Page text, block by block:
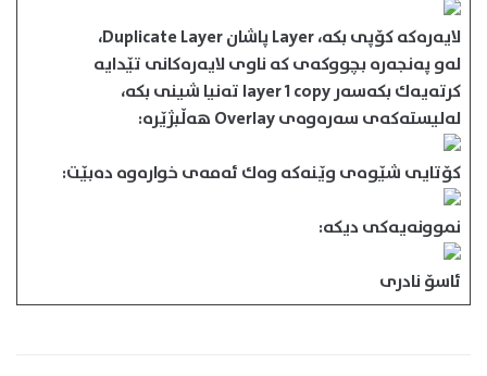
لایه‌ره‌كه‌ كۆپی بكه‌، Layer پاشان Duplicate Layer،
له‌و په‌نجه‌ره‌ بچووكه‌ی كه‌ ناوی لایه‌ره‌كانی تێدایه‌
كرته‌یه‌ك بكه‌سه‌ر layer 1 copy ته‌نیا شینی بكه‌،
له‌لیسته‌كه‌ی سه‌ره‌وه‌ی Overlay هه‌ڵبژێره‌:
كۆتایی شێوه‌ی وێنه‌كه‌ وه‌ك ئه‌مه‌ی خواره‌وه‌ ده‌بێت:
نموونه‌یه‌كی دیكه‌:
ئاسۆ نادری